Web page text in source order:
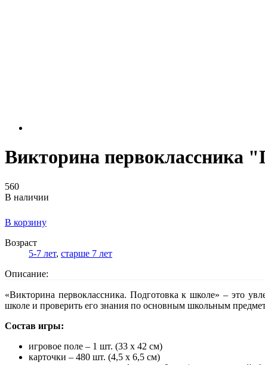
Викторина первоклассника
560
В наличии
В корзину
Возраст
5-7 лет, старше 7 лет
Описание:
«Викторина первоклассника. Подготовка к школе» – это
школе и проверить его знания по основным школьным
Состав игры:
игровое поле – 1 шт. (33 х 42 см)
карточки – 480 шт. (4,5 х 6,5 см)